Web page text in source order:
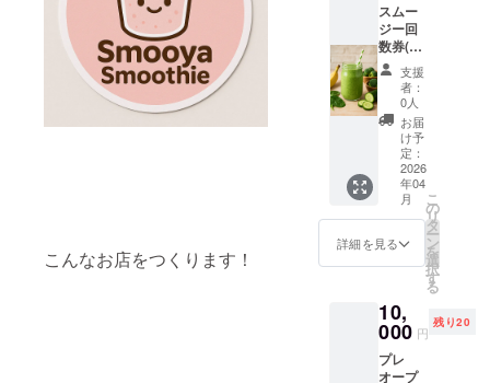
こんなお店をつくります！
スムー
ジー回
数券(6
杯分)を
提供い
たしま
す。有
効期限
は2026
年4月〜
9月末
迄。
「応援
した
い」
が、一
ちそ
う。
支援
者：
0人
お届
け予
定：
2026
年04
月
詳細を見る
こ
の
リ
タ
ー
ン
を
選
択
す
る
10,
000 円
残り20
プレ
オープ